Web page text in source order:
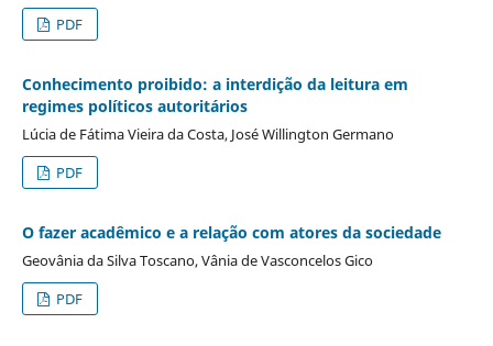
PDF
Conhecimento proibido: a interdição da leitura em
regimes políticos autoritários
Lúcia de Fátima Vieira da Costa, José Willington Germano
PDF
O fazer acadêmico e a relação com atores da sociedade
Geovânia da Silva Toscano, Vânia de Vasconcelos Gico
PDF